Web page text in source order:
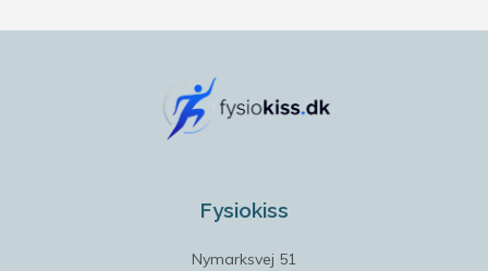
Fysiokiss
Nymarksvej 51